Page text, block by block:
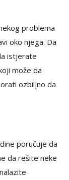
problema
oko njega. Da
istjerate
može da
ozbiljno da
poručuje da
da rešite neke